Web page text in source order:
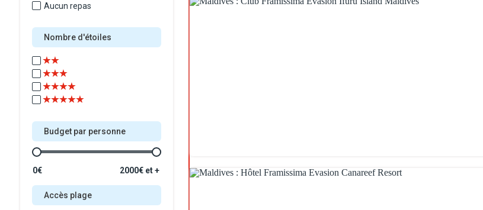
Aucun repas
Nombre d'étoiles
Budget par personne
0€ 2000€ et +
Accès plage